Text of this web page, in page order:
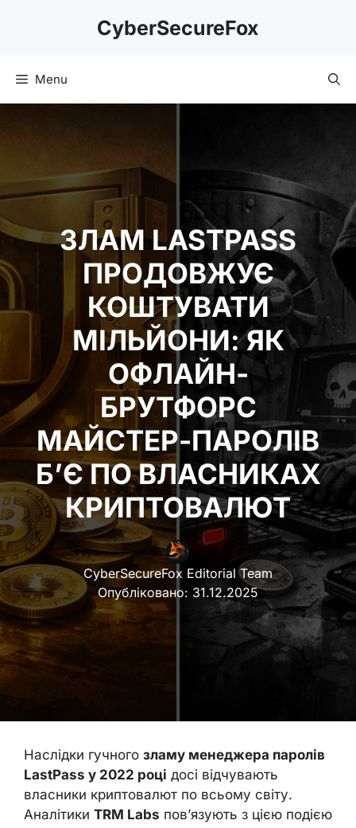
CyberSecureFox
Menu
ЗЛАМ LASTPASS
ПРОДОВЖУЄ
КОШТУВАТИ
МІЛЬЙОНИ: ЯК
ОФЛАЙН-
БРУТФОРС
МАЙСТЕР-ПАРОЛІВ
Б’Є ПО ВЛАСНИКАХ
КРИПТОВАЛЮТ
CyberSecureFox Editorial Team
Опубліковано: 31.12.2025
Наслідки гучного зламу менеджера паролів
LastPass у 2022 році досі відчувають
власники криптовалют по всьому світу.
Аналітики TRM Labs пов’язують з цією подією